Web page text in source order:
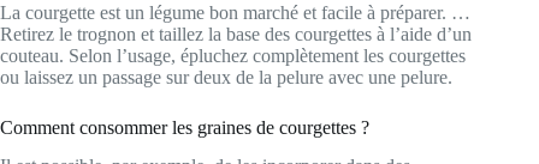
La courgette est un légume bon marché et facile à préparer. …
Retirez le trognon et taillez la base des courgettes à l’aide d’un
couteau. Selon l’usage, épluchez complètement les courgettes
ou laissez un passage sur deux de la pelure avec une pelure.
Comment consommer les graines de courgettes ?